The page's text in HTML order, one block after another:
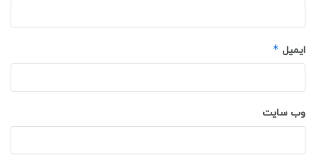
ایمیل *
وب‌ سایت